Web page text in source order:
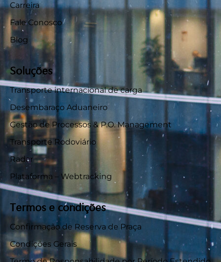
Carreira
Fale Conosco
Blog
Soluções
Transporte internacional de carga
Desembaraço Aduaneiro
Gestão de Processos & P.O. Management
Transporte Rodoviário
Radar
Plataforma – Webtracking
Termos e condições
Confirmação de Reserva de Praça
Condições Gerais